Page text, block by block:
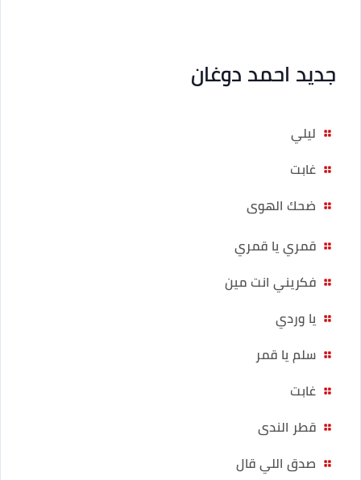
جديد احمد دوغان
ليلي
غابت
ضحك الهوى
قمري يا قمري
فكريني انت مين
يا وردي
سلم يا قمر
غابت
قطر الندى
صدق اللي قال